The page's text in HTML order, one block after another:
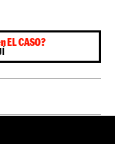
EL CASO?